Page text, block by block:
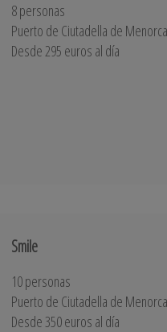
8 personas
Puerto de Ciutadella de Menorca
Desde 295 euros al día
Smile
10 personas
Puerto de Ciutadella de Menorca
Desde 350 euros al día